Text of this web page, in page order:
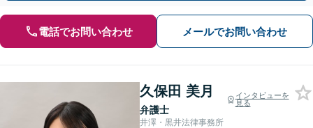
電話でお問い合わせ メールでお問い合わせ
久保田 美月
弁護士
インタビューを
見る
井澤・黒井法律事務所